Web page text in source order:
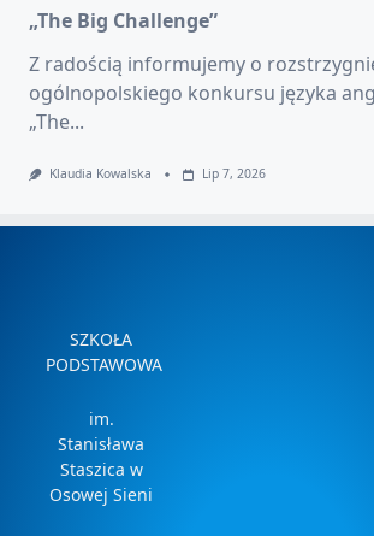
„The Big Challenge”
Z radością informujemy o
ogólnopolskiego konkursu języka
„The...
Klaudia Kowalska Lip 7, 2026
SZKOŁA
PODSTAWOWA
im.
Stanisława
Staszica w
Osowej Sieni